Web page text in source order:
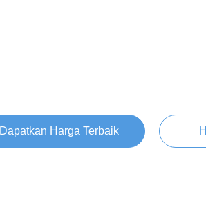
Dapatkan Harga Terbaik